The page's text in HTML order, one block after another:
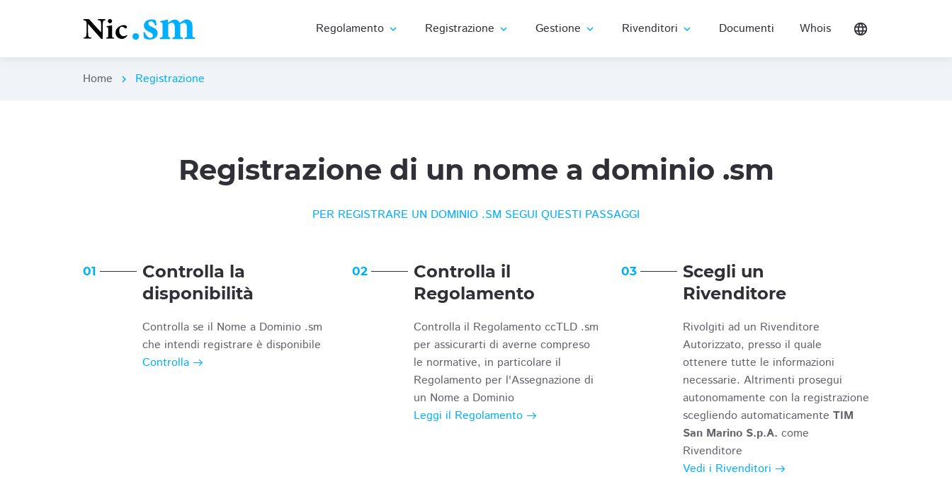
Regolamento expand_more Registrazione expand_more Gestione expand_more Rivenditori expand_more Documenti Whois language
Home chevron_right Registrazione
Registrazione di un nome a dominio .sm
PER REGISTRARE UN DOMINIO .SM SEGUI QUESTI PASSAGGI
01
Controlla la
disponibilità
Controlla se il Nome a Dominio .sm
che intendi registrare è disponibile
Controlla
02
Controlla il
Regolamento
Controlla il Regolamento ccTLD .sm
per assicurarti di averne compreso
le normative, in particolare il
Regolamento per l'Assegnazione di
un Nome a Dominio
Leggi il Regolamento
03
Scegli un
Rivenditore
Rivolgiti ad un Rivenditore
Autorizzato, presso il quale
ottenere tutte le informazioni
necessarie. Altrimenti prosegui
autonomamente con la registrazione
scegliendo automaticamente TIM
San Marino S.p.A. come
Rivenditore
Vedi i Rivenditori